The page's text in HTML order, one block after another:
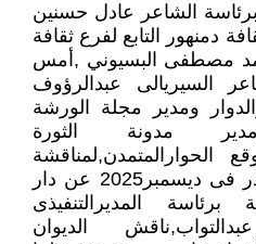
الشاعر عادل حسنين
دمنهور التابع لفرع ثقافة
مصطفى البسيوني ,أمس
4يونيه 2026,الشاعر السيريالى عبدالرؤوف
ومدير مجلة الورشة
مدونة الثورة
الحوارالمتمدن,لمناقشة
ديوان (الأول من آيار) الصادر فى ديسمبر2025 عن دار
برئاسة المديرالتنفيذى
الديوان